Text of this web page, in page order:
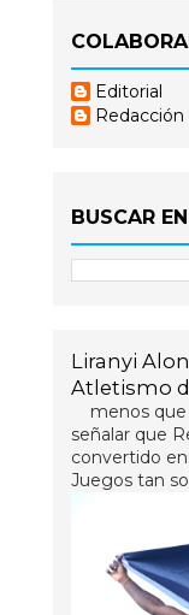
Editorial
Redacción
BUSCAR
Liranyi
Atletismo
menos que
señalar que
convertido
Juegos tan